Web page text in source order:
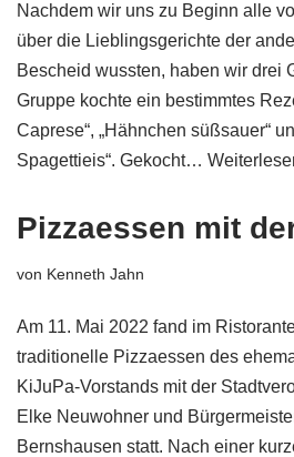
Nachdem wir uns zu Beginn alle
über die Lieblingsgerichte der
Bescheid wussten, haben wir drei
Gruppe kochte ein bestimmtes
Caprese“, „Hähnchen süßsauer“
Spagettieis“. Gekocht…
Pizzaessen mit
von Kenneth Jahn
Am 11. Mai 2022 fand im
traditionelle Pizzaessen des
KiJuPa-Vorstands mit der
Elke Neuwohner und
Bernshausen statt. Nach einer